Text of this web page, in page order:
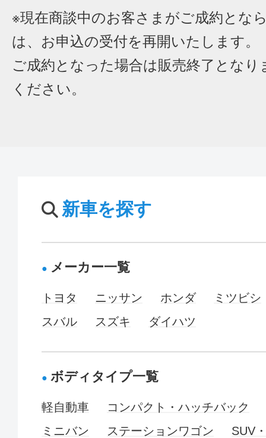
※現在商談中のお客さまがご成約とな
は、お申込の受付を再開いたします。
ご成約となった場合は販売終了となり
ください。
新車を探す
メーカー一覧
トヨタ ニッサン ホンダ
ミツビシ
スバル
スズキ ダイハツ
ボディタイプ一覧
軽自動車
コンパクト・ハッチバック
ミニバン
ステーションワゴン
SUV